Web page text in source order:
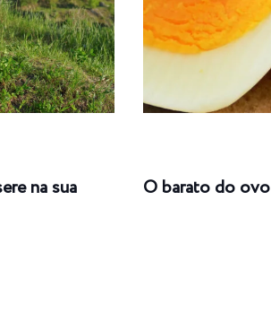
na sua
O barato do ovo